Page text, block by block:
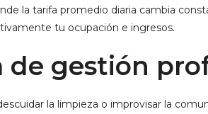
la tarifa promedio diaria cambia
tu ocupación e ingresos.
de gestión
la limpieza o improvisar la